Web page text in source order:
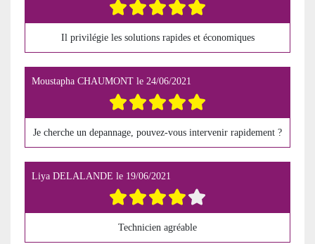
Il privilégie les solutions rapides et économiques
Moustapha CHAUMONT le 24/06/2021
Je cherche un depannage, pouvez-vous intervenir rapidement ?
Liya DELALANDE le 19/06/2021
Technicien agréable